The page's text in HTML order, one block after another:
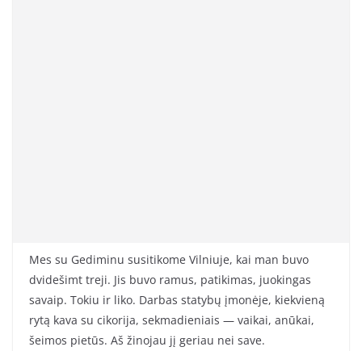
Mes su Gediminu susitikome Vilniuje, kai man buvo
dvidešimt treji. Jis buvo ramus, patikimas, juokingas
savaip. Tokiu ir liko. Darbas statybų įmonėje, kiekvieną
rytą kava su cikorija, sekmadieniais — vaikai, anūkai,
šeimos pietūs. Aš žinojau jį geriau nei save.